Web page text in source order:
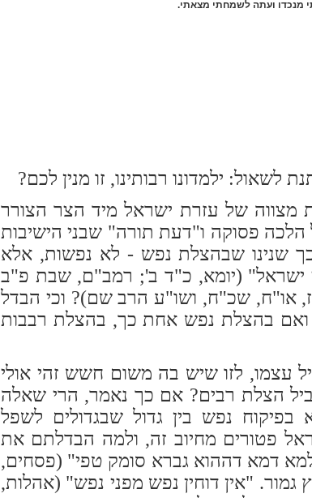
לשאול: ילמדונו רבותינו, זו מנין לכם?
מצווה של עזרת ישראל מיד הצר הצורר
הלכה פסוקה ו"דעת תורה" שבני הישיבות
שנינו שבהצלת נפש - לא נפשות, אלא
ישראל" (יומא, כ"ד ב'; רמב"ם, שבת פ"ב
או"ח, שכ"ח, ושו"ע הרב שם)? וכי הבדל
ואם בהצלת נפש אחת כך, בהצלת רבבות
עצמו, לזו שיש בה משום חשש זהי אולי
הצלת רבים? אם כך נאמר, הרי שאלה
נפש בין גדול שבגדולים לשפל
פטורים מחיוב זה, ולמה הבדלתם את
דמא דההוא גברא סומק טפי" (פסחים,
"אין דוחין נפש מפני נפש" (אהלות,